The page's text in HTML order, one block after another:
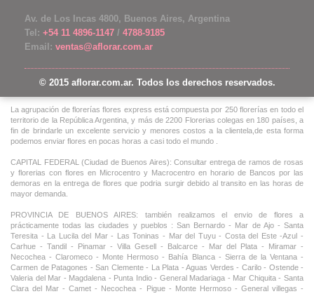
Av. de Los Incas 4800, Buenos Aires, Argentina
Tel: +54 11 4896-1147 / 4788-9185
Email: ventas@aflorar.com.ar
© 2015 aflorar.com.ar. Todos los derechos reservados.
La agrupación de florerías flores express está compuesta por 250 florerías en todo el
territorio de la República Argentina, y más de 2200 Florerias colegas en 180 países, a
fin de brindarle un excelente servicio y menores costos a la clientela,de esta forma
podemos enviar flores en pocas horas a casi todo el mundo .
CAPITAL FEDERAL (Ciudad de Buenos Aires): Consultar entrega de ramos de rosas
y florerias con flores en Microcentro y Macrocentro en horario de Bancos por las
demoras en la entrega de flores que podria surgir debido al transito en las horas de
mayor demanda.
PROVINCIA DE BUENOS AIRES: también realizamos el envio de flores a
prácticamente todas las ciudades y pueblos : San Bernardo - Mar de Ajo - Santa
Teresita - La Lucila del Mar - Las Toninas - Mar del Tuyu - Costa del Este -Azul -
Carhue - Tandil - Pinamar - Villa Gesell - Balcarce - Mar del Plata - Miramar -
Necochea - Claromeco - Monte Hermoso - Bahía Blanca - Sierra de la Ventana -
Carmen de Patagones - San Clemente - La Plata - Aguas Verdes - Carilo - Ostende -
Valeria del Mar - Magdalena - Punta Indio - General Madariaga - Mar Chiquita - Santa
Clara del Mar - Camet - Necochea - Pigue - Monte Hermoso - General villegas -